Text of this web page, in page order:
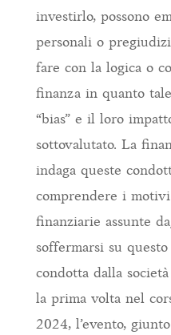
investirlo, possono
personali o
fare con la logica o
finanza in quanto
“bias” e il loro
sottovalutato. La
indaga queste
comprendere i
finanziarie assunte
soffermarsi su
condotta dalla
la prima volta nel
2024, l’evento,